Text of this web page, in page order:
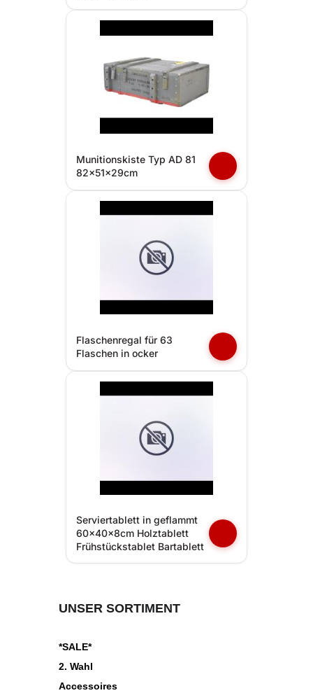
Munitionskiste Typ AD 81
82x51x29cm
Flaschenregal für 63
Flaschen in ocker
Serviertablett in geflammt
60x40x8cm Holztablett
Frühstückstablet Bartablett
UNSER SORTIMENT
*SALE*
2. Wahl
Accessoires